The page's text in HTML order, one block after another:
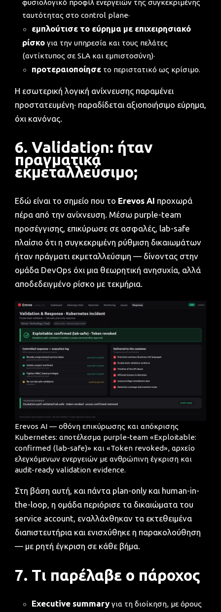
φυσιολογικό προφίλ ενεργειών της συγκεκριμένης
ταυτότητας στο control plane·
εμπλούτισε το εύρημα με επιχειρησιακό
ρίσκο για την υπηρεσία και τους πελάτες
(αντίκτυπος σε SLA και εμπιστοσύνη)·
προτεραιοποίησε το περιστατικό ως κρίσιμο.
Η εσωτερική λογική ανίχνευσης παραμένει
προστατευμένη· παραδίδεται αξιοποιήσιμο εύρημα,
όχι κανόνας.
6. Validation: ήταν
πραγματικά
εκμεταλλεύσιμο;
Εδώ είναι το σημείο που το Erevos AI προχωρά
πέρα από την ανίχνευση. Μέσω purple-team
προσέγγισης, επικύρωσε σε ασφαλές, lab-safe
πλαίσιο ότι η συγκεκριμένη ρύθμιση δικαιωμάτων
ήταν πράγματι εκμεταλλεύσιμη — δίνοντας στην
ομάδα DevOps όχι μια θεωρητική ανησυχία, αλλά
αποδεδειγμένο ρίσκο με τεκμήρια.
Erevos AI — οθόνη επικύρωσης και απόκρισης
Kubernetes: αποτέλεσμα purple-team «Exploitable:
confirmed (lab-safe)» και «Token revoked», αρχείο
ελεγχόμενων ενεργειών με ανθρώπινη έγκριση και
audit-ready validation evidence.
Στη βάση αυτή, και πάντα plan-only και human-in-
the-loop, η ομάδα περιόρισε τα δικαιώματα του
service account, εναλλάχθηκαν τα εκτεθειμένα
διαπιστευτήρια και ενισχύθηκε η παρακολούθηση
— με ρητή έγκριση σε κάθε βήμα.
7. Τι παρέλαβε ο πάροχος
Executive summary για τη διοίκηση, με όρους